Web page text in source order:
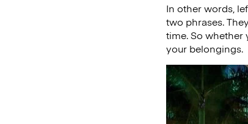
In other words,
two phrases.
time. So whether
your belongings.